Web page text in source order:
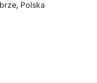
Polska